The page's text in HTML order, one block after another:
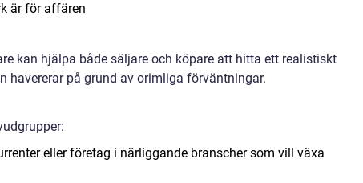
är för affären
kan hjälpa både säljare och köpare att hitta ett realistiskt
havererar på grund av orimliga förväntningar.
eller företag i närliggande branscher som vill växa